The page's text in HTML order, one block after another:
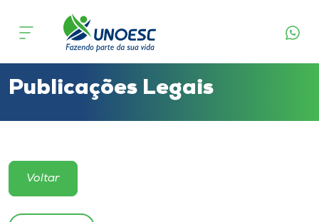
Cursos
Atendimento ao Estudante
Portal de Ensino
Publicações Legais
Voltar